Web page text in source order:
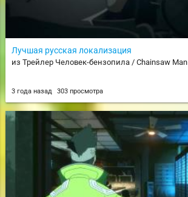
Лучшая русская локализация
из Трейлер Человек-бензопила / Chainsaw Man
3 года назад 303 просмотра